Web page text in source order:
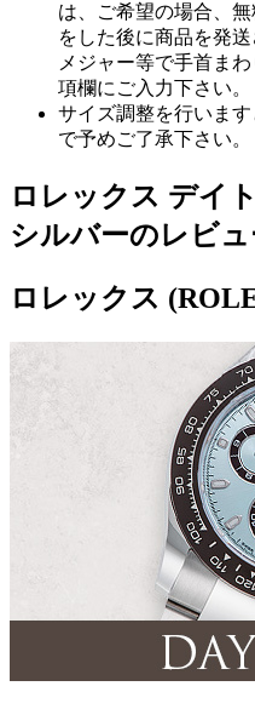
は、ご希望の場合、
をした後に商品を発
メジャー等で手首ま
項欄にご入力下さい。
サイズ調整を行いま
で予めご了承下さい。
ロレックス デイ
シルバーのレビュ
ロレックス